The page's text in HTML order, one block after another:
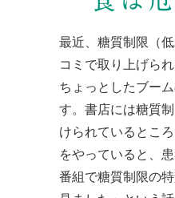
最近、糖質制限（
コミで取り上げら
ちょっとしたブー
す。書店には糖質
けられているとこ
をやっていると、
番組で糖質制限の